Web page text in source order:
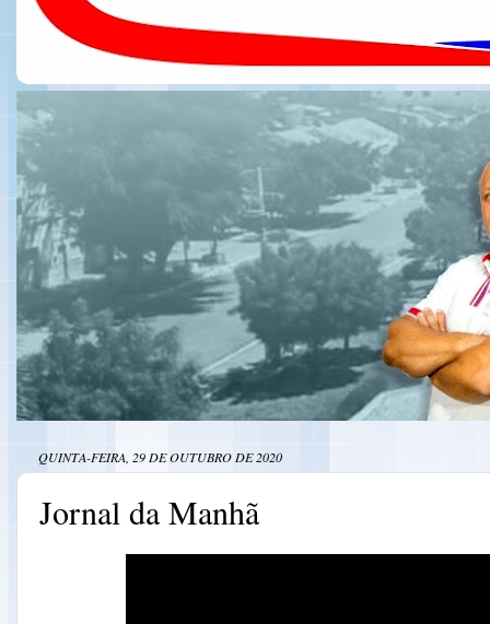
QUINTA-FEIRA, 29 DE OUTUBRO DE 2020
Jornal da Manhã